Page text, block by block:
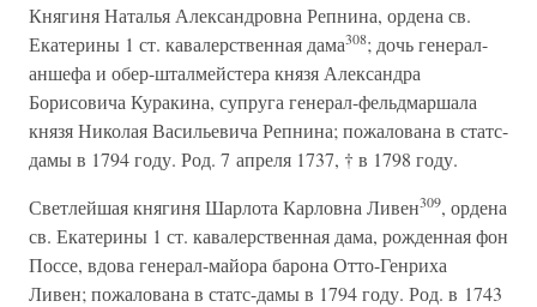
Княгиня Наталья Александровна Репнина, ордена св.
Екатерины 1 ст. кавалерственная дама308; дочь генерал-
аншефа и обер-шталмейстера князя Александра
Борисовича Куракина, супруга генерал-фельдмаршала
князя Николая Васильевича Репнина; пожалована в статс-
дамы в 1794 году. Род. 7 апреля 1737, † в 1798 году.
Светлейшая княгиня Шарлота Карловна Ливен309, ордена
св. Екатерины 1 ст. кавалерственная дама, рожденная фон
Поссе, вдова генерал-майора барона Отто-Генриха
Ливен; пожалована в статс-дамы в 1794 году. Род. в 1743